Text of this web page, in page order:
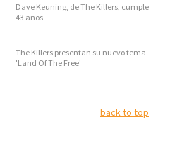
Dave Keuning, de The Killers, cumple
43 años
The Killers presentan su nuevo tema
'Land Of The Free'
back to top